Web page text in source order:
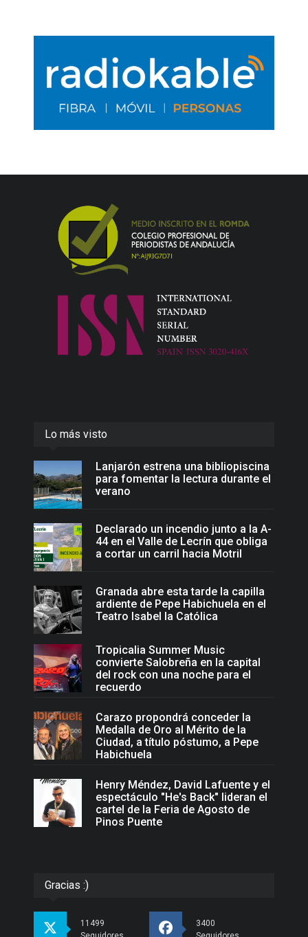
Lo más visto
Lanjarón estrena una bibliopiscina
para fomentar la lectura durante el
verano
Declarado un incendio junto a la A-
44 en el Valle de Lecrín que obliga
a cortar un carril hacia Motril
Granada abre esta tarde la capilla
ardiente de Pepe Habichuela en el
Teatro Isabel la Católica
Tropicalia Summer Music
convierte Salobreña en la capital
del rock con una noche para el
recuerdo
Carazo propondrá conceder la
Medalla de Oro al Mérito de la
Ciudad, a título póstumo, a Pepe
Habichuela
Henry Méndez, David Lafuente y el
espectáculo "He's Back" lideran el
cartel de la Feria de Agosto de
Pinos Puente
Gracias :)
11499
3400